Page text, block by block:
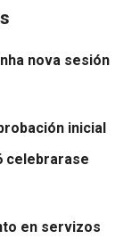
nova sesión
inicial
celebrarase
en servizos